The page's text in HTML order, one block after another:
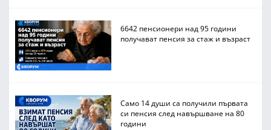
6642 пенсионери над 95 години
получават пенсия за стаж и възраст
Само 14 души са получили първата
си пенсия след навършване на 80
години